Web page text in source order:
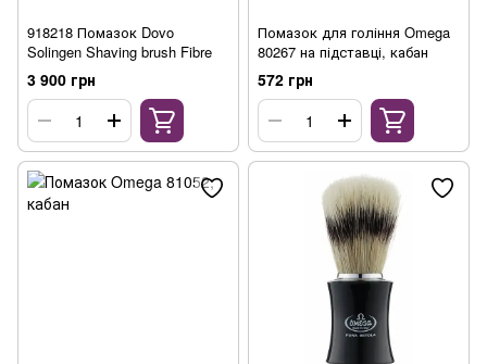
918218 Помазок Dovo
Solingen Shaving brush Fibre
3 900 грн
Помазок для гоління Omega
80267 на підставці, кабан
572 грн